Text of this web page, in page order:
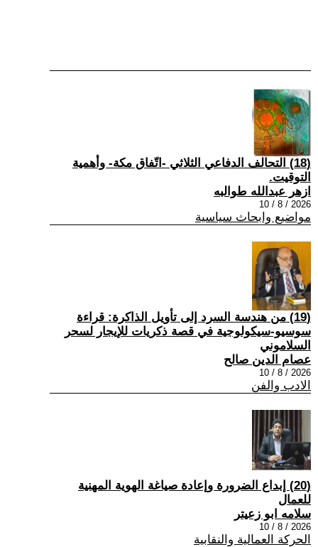
(18) التحالف الدفاعي الثلاثي -اتّفاق مكة- وأهمية
التوقيت.
ازهر عبدالله طوالبه
2026 / 8 / 10
مواضيع وابحاث سياسية
(19) من هندسة السرد إلى تأويل الذاكرة: قراءة
سوسيو-سيكولوجية في قصة ذكريات للإيجار لسحر
السلاموني
عصام الدين صالح
2026 / 8 / 10
الادب والفن
(20) إبداع الضرورة وإعادة صياغة الهوية المهنية
للعمال
سلامه ابو زعيتر
2026 / 8 / 10
الحركة العمالية والنقابية